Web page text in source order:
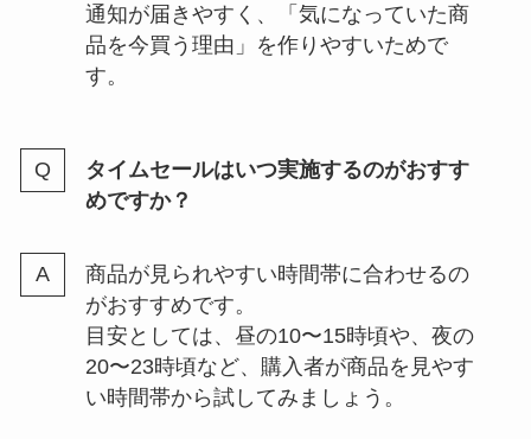
通知が届きやすく、「気になっていた商
品を今買う理由」を作りやすいためで
す。
タイムセールはいつ実施するのがおすす
めですか？
商品が見られやすい時間帯に合わせるの
がおすすめです。
目安としては、昼の10〜15時頃や、夜の
20〜23時頃など、購入者が商品を見やす
い時間帯から試してみましょう。